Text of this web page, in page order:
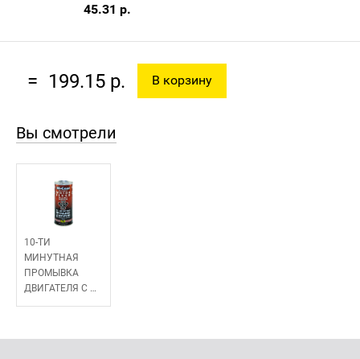
45.31 р.
= 199.15 р. В корзину
Вы смотрели
10-ТИ
МИНУТНАЯ
ПРОМЫВКА
ДВИГАТЕЛЯ С …